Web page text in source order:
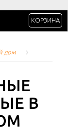
КОРЗИНА
дом
В